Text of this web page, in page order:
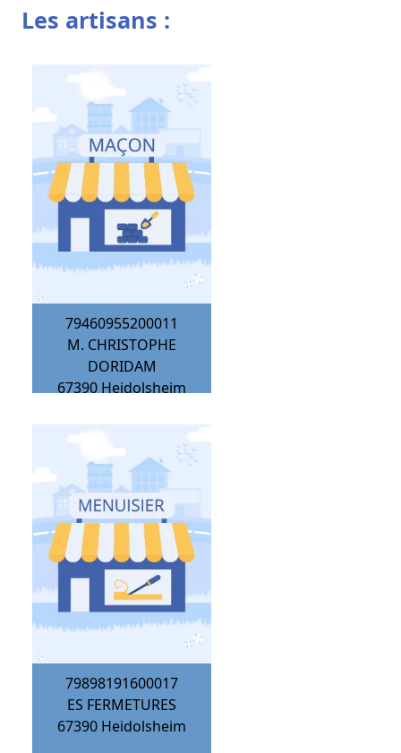
Les artisans :
79460955200011
M. CHRISTOPHE
DORIDAM
67390 Heidolsheim
79898191600017
ES FERMETURES
67390 Heidolsheim